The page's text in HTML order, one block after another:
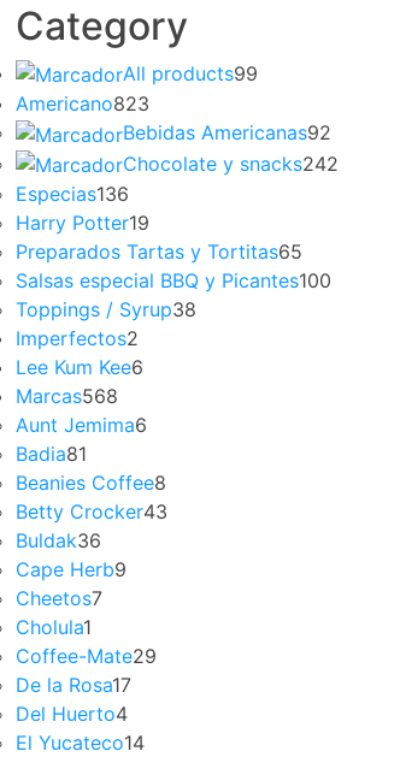
Category
All products99
Americano823
Bebidas Americanas92
Chocolate y snacks242
Especias136
Harry Potter19
Preparados Tartas y Tortitas65
Salsas especial BBQ y Picantes100
Toppings / Syrup38
Imperfectos2
Lee Kum Kee6
Marcas568
Aunt Jemima6
Badia81
Beanies Coffee8
Betty Crocker43
Buldak36
Cape Herb9
Cheetos7
Cholula1
Coffee-Mate29
De la Rosa17
Del Huerto4
El Yucateco14